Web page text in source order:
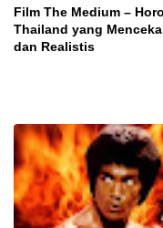
Film The Medium –
Thailand yang
dan Realistis